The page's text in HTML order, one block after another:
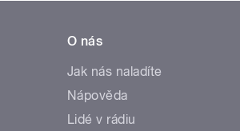
O nás
Jak nás naladíte
Nápověda
Lidé v rádiu